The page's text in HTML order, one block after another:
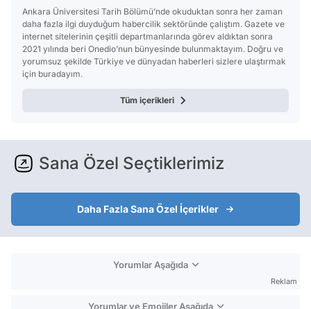
Ankara Üniversitesi Tarih Bölümü’nde okuduktan sonra her zaman
daha fazla ilgi duyduğum habercilik sektöründe çalıştım. Gazete ve
internet sitelerinin çeşitli departmanlarında görev aldıktan sonra
2021 yılında beri Onedio’nun bünyesinde bulunmaktayım. Doğru ve
yorumsuz şekilde Türkiye ve dünyadan haberleri sizlere ulaştırmak
için buradayım.
Tüm içerikleri
Sana Özel Seçtiklerimiz
Daha Fazla Sana Özel İçerikler
Yorumlar Aşağıda
Reklam
Yorumlar ve Emojiler Aşağıda